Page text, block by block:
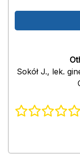
Sokół J., lek.